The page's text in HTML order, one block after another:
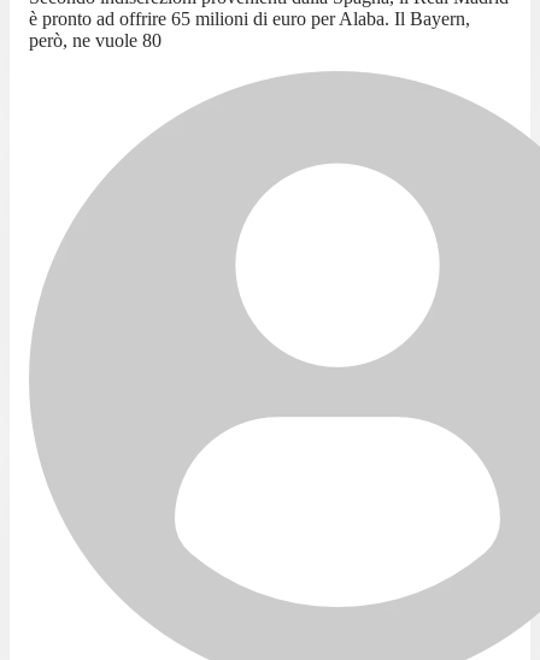
è pronto ad offrire 65 milioni di euro per Alaba. Il Bayern,
però, ne vuole 80